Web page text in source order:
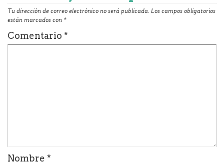
Tu dirección de correo electrónico no será publicada. Los campos obligatorios
están marcados con *
Comentario *
Nombre *